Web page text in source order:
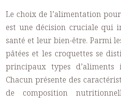
Le choix de l’alimentation
est une décision cruciale qui
santé et leur bien-être. Parmi
pâtées et les croquettes se
principaux types d’aliments
Chacun présente des
de composition